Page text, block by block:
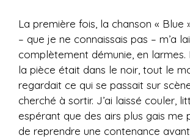
La première fois, la chanson « Blue
– que je ne connaissais pas – m’a
complètement démunie, en larmes.
la pièce était dans le noir, tout le
regardait ce qui se passait sur
cherché à sortir. J’ai laissé couler,
espérant que des airs plus gais me
de reprendre une contenance